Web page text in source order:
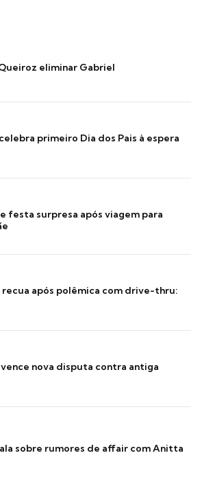
eliminar Gabriel
primeiro Dia dos Pais à espera
festa surpresa após viagem para
recua após polêmica com drive-thru:
vence nova disputa contra antiga
sobre rumores de affair com Anitta